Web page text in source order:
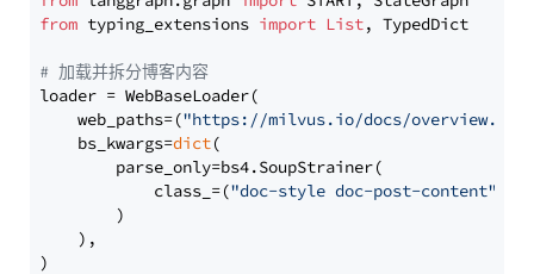
from typing_extensions import List, TypedDict
# 加载并拆分博客内容
loader = WebBaseLoader(
    web_paths=(
"https://milvus.io/docs/overview.md"
    bs_kwargs=
dict(
        parse_only=bs4.SoupStrainer(
            class_=(
"doc-style doc-post-content"
        )
    ),
)